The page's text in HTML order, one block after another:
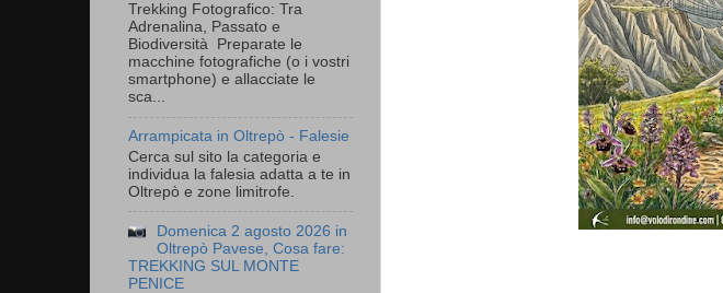
Trekking Fotografico: Tra
Adrenalina, Passato e
Biodiversità Preparate le
macchine fotografiche (o i vostri
smartphone) e allacciate le
sca...
Arrampicata in Oltrepò - Falesie
Cerca sul sito la categoria e
individua la falesia adatta a te in
Oltrepò e zone limitrofe.
Domenica 2 agosto 2026 in
Oltrepò Pavese, Cosa fare:
TREKKING SUL MONTE
PENICE